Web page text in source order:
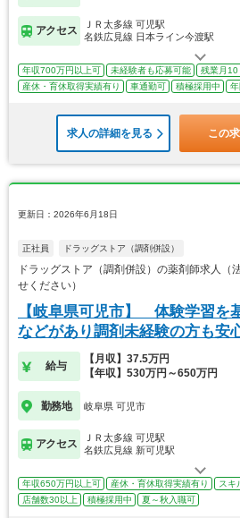
アクセス
ＪＲ太多線 可児駅
名鉄広見線 日本ライン今渡駅
年収700万円以上可 未経験者も応募可能 残業月10
産休・育休取得実績有り
車通勤可 積極採用中
求人の詳細を見る この
更新日：2026年6月18日
正社員 ドラッグストア（調剤併設）
ドラッグストア（調剤併設）の薬剤師求人
せください）
【岐阜県可児市】 体験学習を
などがあり調剤未経験の方も安
給与
【月収】37.5万円
【年収】530万円～650万円
勤務地 岐阜県 可児市
アクセス
ＪＲ太多線 可児駅
名鉄広見線 新可児駅
年収650万円以上可 産休・育休取得実績有り スキ
店舗数30以上
積極採用中 夏～秋入職可